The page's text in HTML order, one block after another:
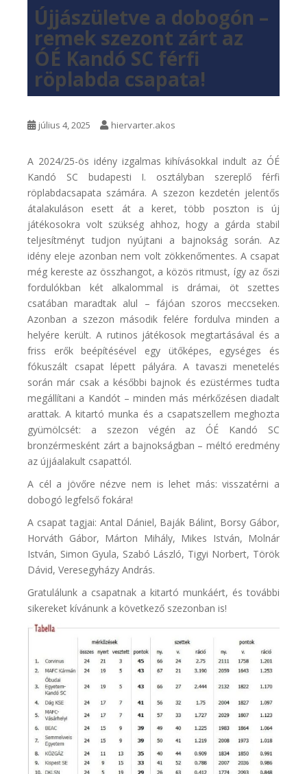
Újjászületve a dobogón –
remek szezont zárt az
ÓÉ Kandó SC férfi
röplabda csapata!
július 4, 2025 hiervarter.akos
A 2024/25-ös idény izgalmas kihívásokkal indult az ÓÉ
Kandó SC budapesti I. osztályban szereplő férfi
röplabdacsapata számára. A szezon kezdetén jelentős
átalakuláson esett át a keret, több poszton is új
játékosokra volt szükség ahhoz, hogy a gárda stabil
teljesítményt tudjon nyújtani a bajnokság során. Az
idény eleje azonban nem volt zökkenőmentes. A csapat
még kereste az összhangot, a közös ritmust, így az őszi
fordulókban két alkalommal is drámai, öt szettes
csatában maradtak alul – fájóan szoros meccseken.
Azonban a szezon második felére fordulva minden a
helyére került. A rutinos játékosok megtartásával és a
friss erők beépítésével egy ütőképes, egységes és
fókuszált csapat lépett pályára. A tavaszi menetelés
során már csak a későbbi bajnok és ezüstérmes tudta
megállítani a Kandót – minden más mérkőzésen diadalt
arattak. A kitartó munka és a csapatszellem meghozta
gyümölcsét: a szezon végén az ÓÉ Kandó SC
bronzérmesként zárt a bajnokságban – méltó eredmény
az újjáalakult csapattól.
A cél a jövőre nézve nem is lehet más: visszatérni a
dobogó legfelső fokára!
A csapat tagjai: Antal Dániel, Baják Bálint, Borsy Gábor,
Horváth Gábor, Márton Mihály, Mikes István, Molnár
István, Simon Gyula, Szabó László, Tigyi Norbert, Török
Dávid, Veresegyházy András.
Gratulálunk a csapatnak a kitartó munkáért, és további
sikereket kívánunk a következő szezonban is!